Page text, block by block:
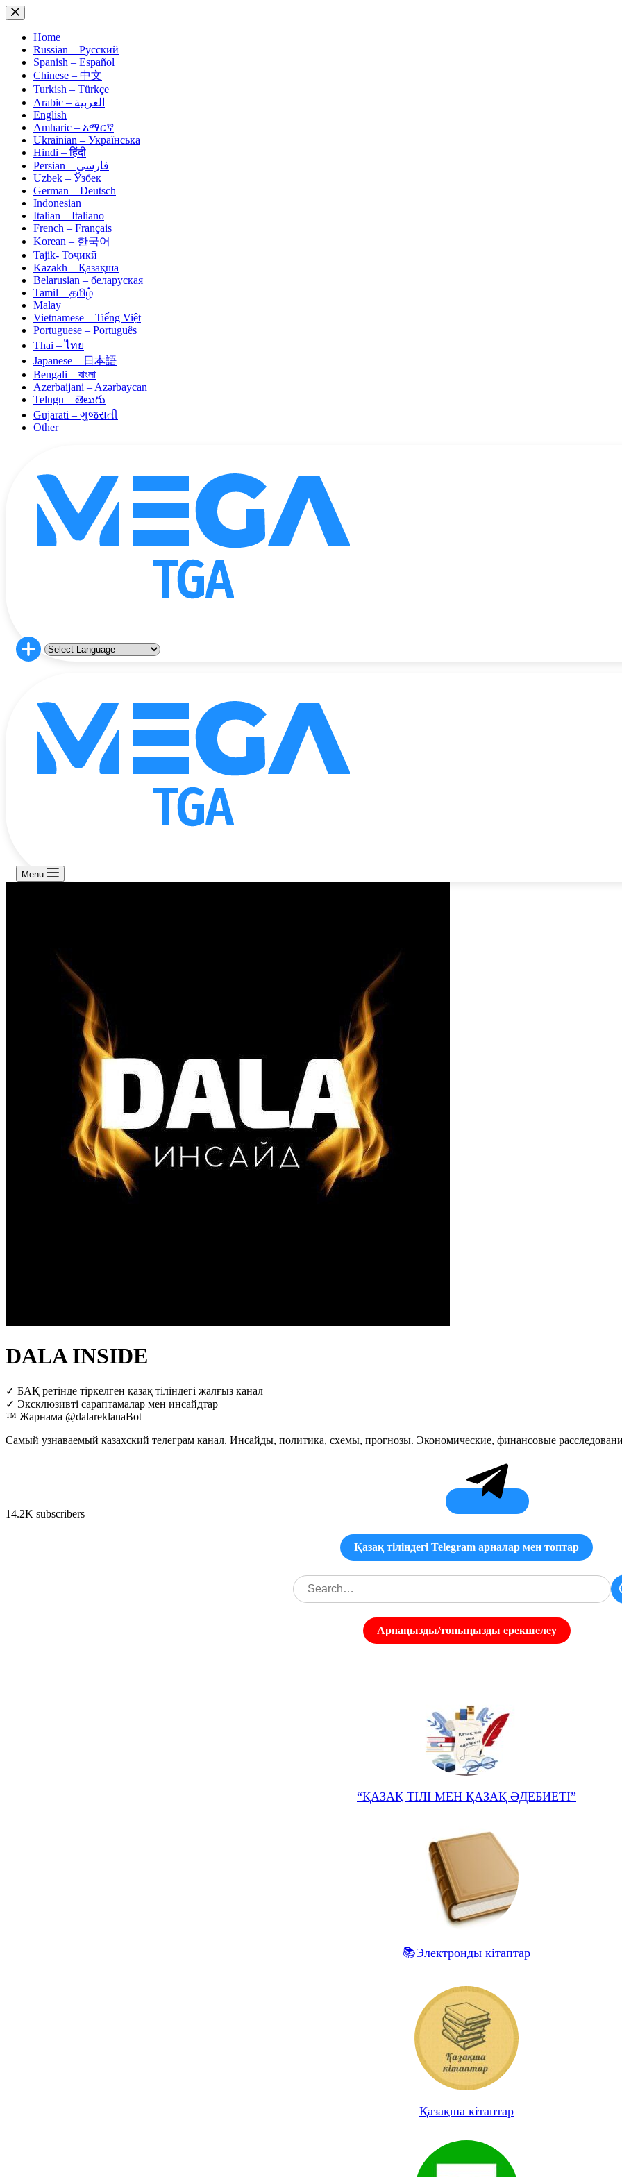
Skip
to
contentHome
Russian – Русский
Spanish – Español
Chinese – 中文
Turkish – Türkçe
Arabic – العربية
English
Amharic – አማርኛ
Ukrainian – Українська
Hindi – हिंदी
Persian – فارسی
Uzbek – Ўзбек
German – Deutsch
Indonesian
Italian – Italiano
French – Français
Korean – 한국어
Tajik- Тоҷикӣ
Kazakh – Қазақша
Belarusian – беларуская
Tamil – தமிழ்
Malay
Vietnamese – Tiếng Việt
Portuguese – Português
Thai – ไทย
Japanese – 日本語
Bengali – বাংলা
Azerbaijani – Azərbaycan
Telugu – తెలుగు
Gujarati – ગુજરાતી
Other
+
Menu
DALA INSIDE
✓ БАҚ ретінде тіркелген қазақ тіліндегі жалғыз канал
✓ Эксклюзивті сараптамалар мен инсайдтар
™ Жарнама @dalareklanaBot
Самый узнаваемый казахский телеграм канал. Инсайды, политика, схемы, прогнозы. Экономические, финансовые
14.2K subscribers
Қазақ тіліндегі Telegram арналар мен топтар
Арнаңызды/топыңызды ерекшелеу
“ҚАЗАҚ ТІЛІ МЕН ҚАЗАҚ ӘДЕБИЕТІ”
📚Электронды кітаптар
Қазақша кітаптар